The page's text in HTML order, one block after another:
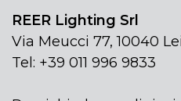
REER Lighting Srl
Via Meucci 77, 10040
Tel: +39 011 996 9833